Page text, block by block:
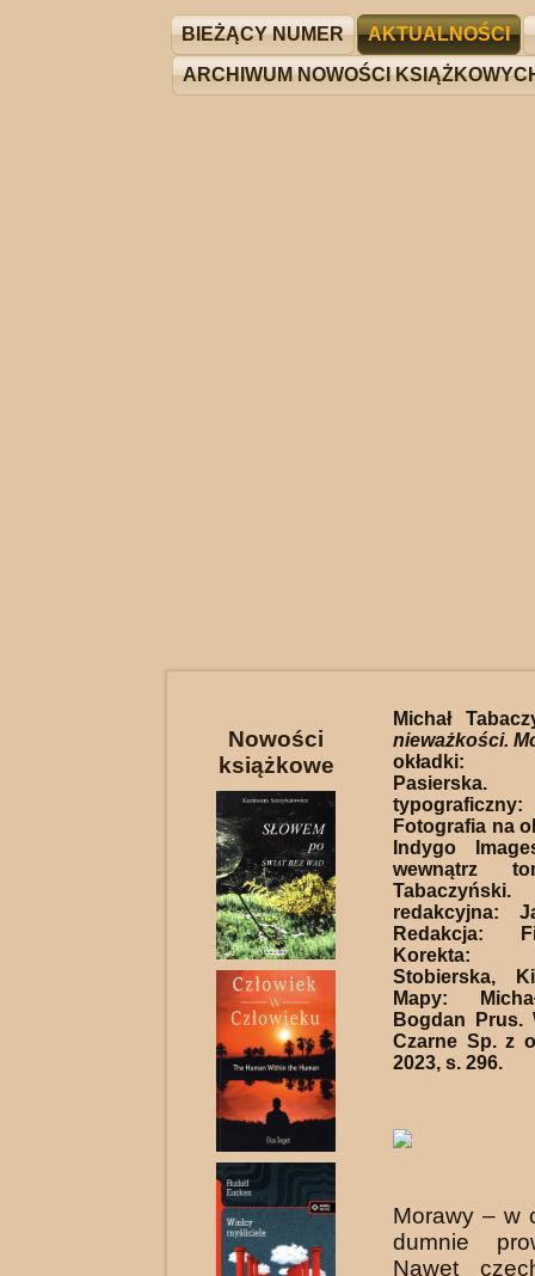
BIEŻĄCY NUMER AKTUALNOŚCI
ARCHIWUM NOWOŚCI
Nowości
książkowe
Michał
nieważkości.
okładki:
typograficzny:
Fotografia na
Indygo
wewnątrz
redakcyjna:
Redakcja:
Korekta:
Stobierska,
Mapy:
Bogdan Prus.
Czarne Sp. z
2023, s. 296.
Morawy – w
dumnie
Nawet